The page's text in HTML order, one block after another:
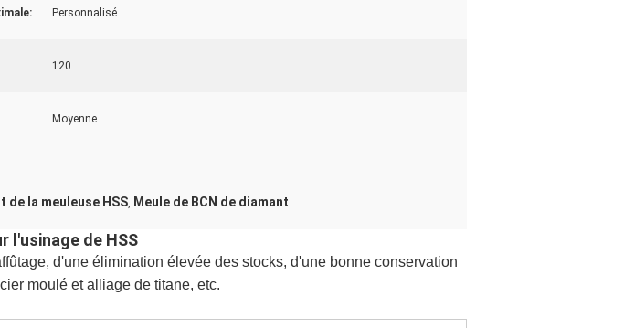
Personnalisé
120
Moyenne
de la meuleuse HSS, Meule de BCN de diamant
l'usinage de HSS
d'une élimination élevée des stocks, d'une bonne conservation
moulé et alliage de titane, etc.